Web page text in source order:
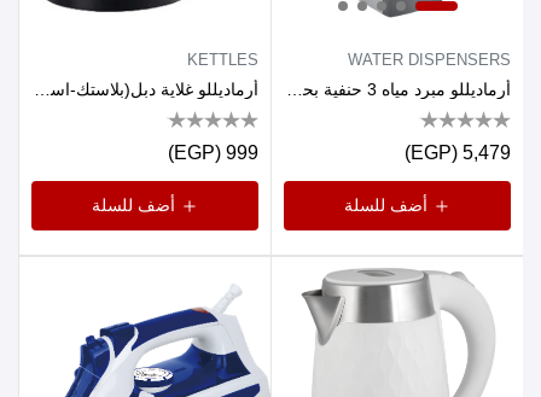
WATER DISPENSERS
5,479 (EGP)
أضف للسلة
KETTLES
999 (EGP)
أضف للسلة